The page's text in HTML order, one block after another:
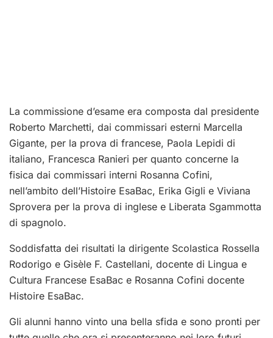
La commissione d’esame era composta dal presidente
Roberto Marchetti, dai commissari esterni Marcella
Gigante, per la prova di francese, Paola Lepidi di
italiano, Francesca Ranieri per quanto concerne la
fisica dai commissari interni Rosanna Cofini,
nell’ambito dell’Histoire EsaBac, Erika Gigli e Viviana
Sprovera per la prova di inglese e Liberata Sgammotta
di spagnolo.
Soddisfatta dei risultati la dirigente Scolastica Rossella
Rodorigo e Gisèle F. Castellani, docente di Lingua e
Cultura Francese EsaBac e Rosanna Cofini docente
Histoire EsaBac.
Gli alunni hanno vinto una bella sfida e sono pronti per